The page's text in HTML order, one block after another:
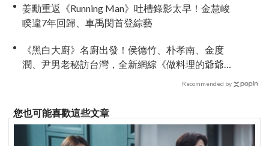
姜勳重返《Running Man》吐槽錄影太早！金慧峻
睽違7年回歸、車禹閔首登綜藝
《黑白大廚》名廚出發！侯德竹、朴孝南、金度
潤、尹男老秘訪台灣，全新網綜《做料理的爺爺
Recommended by
您也可能喜歡這些文章